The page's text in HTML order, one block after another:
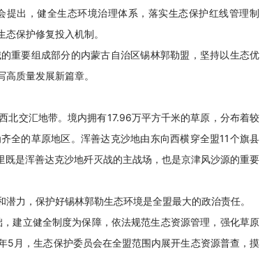
出，健全生态环境治理体系，落实生态保护红线管理制
保护修复投入机制。
重要组成部分的内蒙古自治区锡林郭勒盟，坚持以生态优
质量发展新篇章。
北交汇地带。境内拥有17.96万平方千米的草原，分布着较
全的草原地区。浑善达克沙地由东向西横穿全盟11个旗县
是浑善达克沙地歼灭战的主战场，也是京津风沙源的重要
力，保护好锡林郭勒生态环境是全盟最大的政治责任。
建立健全制度为保障，依法规范生态资源管理，强化草原
5月，生态保护委员会在全盟范围内展开生态资源普查，摸